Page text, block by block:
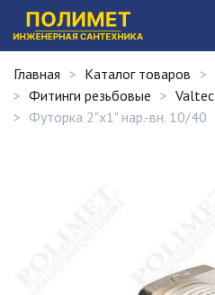
Главная Каталог товаров
Фитинги резьбовые
Valtec
Футорка 2"х1" нар.-вн. 10/40